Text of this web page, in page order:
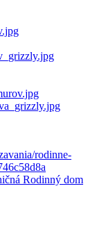
rodinne-
Rodinný dom